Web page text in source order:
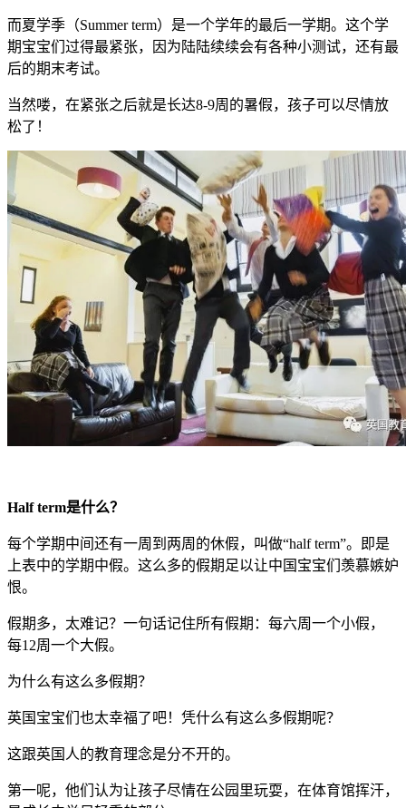
而夏学季（Summer term）是一个学年的最后一学期。这个学
期宝宝们过得最紧张，因为陆陆续续会有各种小测试，还有最
后的期末考试。
当然喽，在紧张之后就是长达8-9周的暑假，孩子可以尽情放
松了！
Half term是什么？
每个学期中间还有一周到两周的休假，叫做“half term”。即是
上表中的学期中假。这么多的假期足以让中国宝宝们羡慕嫉妒
恨。
假期多，太难记？一句话记住所有假期：每六周一个小假，
每12周一个大假。
为什么有这么多假期？
英国宝宝们也太幸福了吧！凭什么有这么多假期呢？
这跟英国人的教育理念是分不开的。
第一呢，他们认为让孩子尽情在公园里玩耍，在体育馆挥汗，